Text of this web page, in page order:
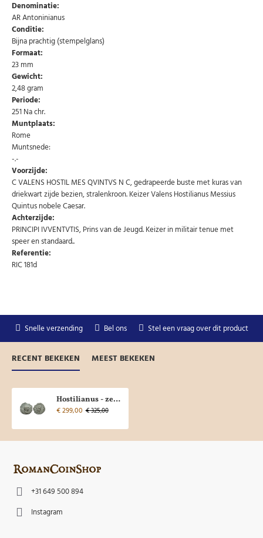
Denominatie:
AR Antoninianus
Conditie:
Bijna prachtig (stempelglans)
Formaat:
23 mm
Gewicht:
2,48 gram
Periode:
251 Na chr.
Muntplaats:
Rome
Muntsnede:
-.-
Voorzijde:
C VALENS HOSTIL MES QVINTVS N C, gedrapeerde buste met kuras van
driekwart zijde bezien, stralenkroon. Keizer Valens Hostilianus Messius
Quintus nobele Caesar.
Achterzijde:
PRINCIPI IVVENTVTIS, Prins van de Jeugd. Keizer in militair tenue met
speer en standaard..
Referentie:
RIC 181d
Snelle verzending Bel ons Stel een vraag over dit product
RECENT BEKEKEN MEEST BEKEKEN
Hostilianus - zeldzame keizer (JUN2578)
€ 299,00 € 325,00
+31 649 500 894
Instagram